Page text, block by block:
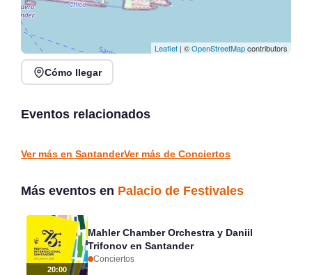
Leaflet | ©OpenStreetMapcontributors
Cómo llegar
Eventos relacionados
directo en Sarón
Sarón
Ver más en SantanderVer más de Conciertos
Más eventos en Palacio de Festivales
20:00
Mahler Chamber Orchestra y Daniil
Trifonov en Santander
Conciertos